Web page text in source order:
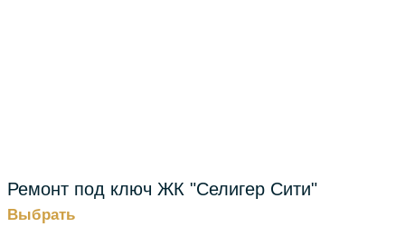
Ремонт под ключ ЖК "Селигер Сити"
Выбрать